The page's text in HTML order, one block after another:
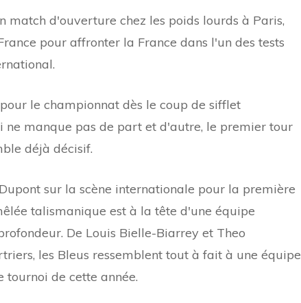
match d'ouverture chez les poids lourds à Paris,
pour affronter la France dans l'un des tests
le championnat dès le coup de sifflet
manque pas de part et d'autre, le premier tour
déjà décisif.
sur la scène internationale pour la première
talismanique est à la tête d'une équipe
De Louis Bielle-Biarrey et Theo
les Bleus ressemblent tout à fait à une équipe
de cette année.